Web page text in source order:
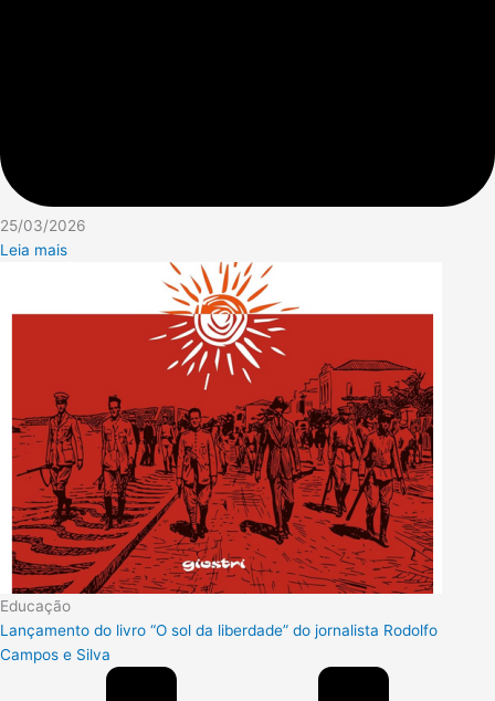
25/03/2026
Leia mais
Educação
Lançamento do livro “O sol da liberdade” do jornalista Rodolfo
Campos e Silva